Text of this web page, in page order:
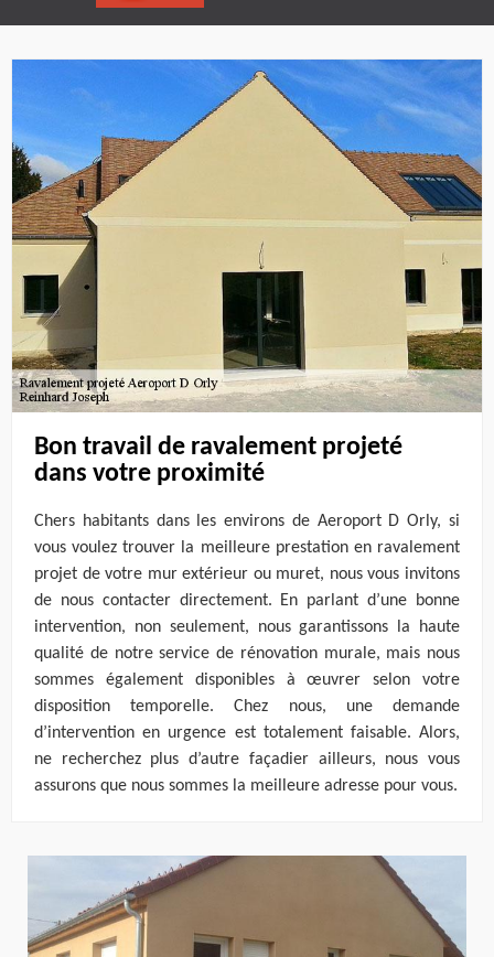
Bon travail de ravalement projeté
dans votre proximité
Chers habitants dans les environs de Aeroport D Orly, si
vous voulez trouver la meilleure prestation en ravalement
projet de votre mur extérieur ou muret, nous vous invitons
de nous contacter directement. En parlant d’une bonne
intervention, non seulement, nous garantissons la haute
qualité de notre service de rénovation murale, mais nous
sommes également disponibles à œuvrer selon votre
disposition temporelle. Chez nous, une demande
d’intervention en urgence est totalement faisable. Alors,
ne recherchez plus d’autre façadier ailleurs, nous vous
assurons que nous sommes la meilleure adresse pour vous.